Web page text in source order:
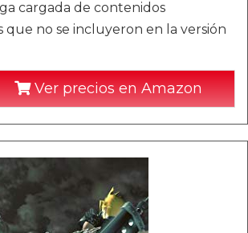
cargada de contenidos
que no se incluyeron en la versión
Ver precios en Amazon